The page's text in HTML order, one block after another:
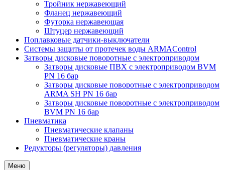
Тройник нержавеющий
Фланец нержавеющий
Футорка нержавеющая
Штуцер нержавеющий
Поплавковые датчики-выключатели
Системы защиты от протечек воды ARMAControl
Затворы дисковые поворотные с электроприводом
Затворы дисковые ПВХ с электроприводом BVM
PN 16 бар
Затворы дисковые поворотные с электроприводом
ARMA SH PN 16 бар
Затворы дисковые поворотные с электроприводом
BVM PN 16 бар
Пневматика
Пневматические клапаны
Пневматические краны
Редукторы (регуляторы) давления
Меню